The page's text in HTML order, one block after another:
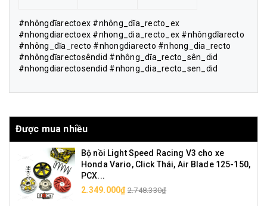
#nhôngdĩarectoex #nhông_dĩa_recto_ex
#nhongdiarectoex #nhong_dia_recto_ex #nhôngdĩarecto
#nhông_dĩa_recto #nhongdiarecto #nhong_dia_recto
#nhôngdĩarectosêndid #nhông_dĩa_recto_sên_did
#nhongdiarectosendid #nhong_dia_recto_sen_did
Được mua nhiều
Bộ nồi Light Speed Racing V3 cho xe
Honda Vario, Click Thái, Air Blade 125-150,
PCX...
2.349.000₫ 2.748.330₫